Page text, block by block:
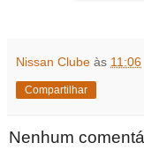
Nissan Clube às 11:06
Compartilhar
Nenhum